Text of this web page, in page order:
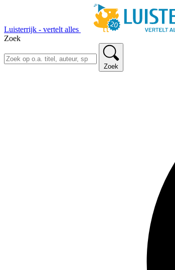
Luisterrijk - vertelt alles
Zoek
Zoek